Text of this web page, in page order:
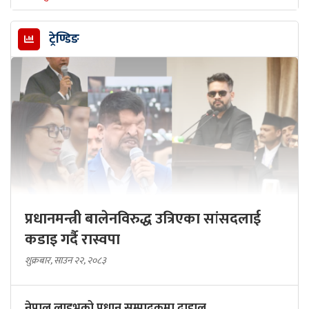
ट्रेण्डिङ
प्रधानमन्त्री बालेनविरुद्ध उत्रिएका सांसदलाई
कडाइ गर्दै रास्वपा
शुक्रबार, साउन २२, २०८३